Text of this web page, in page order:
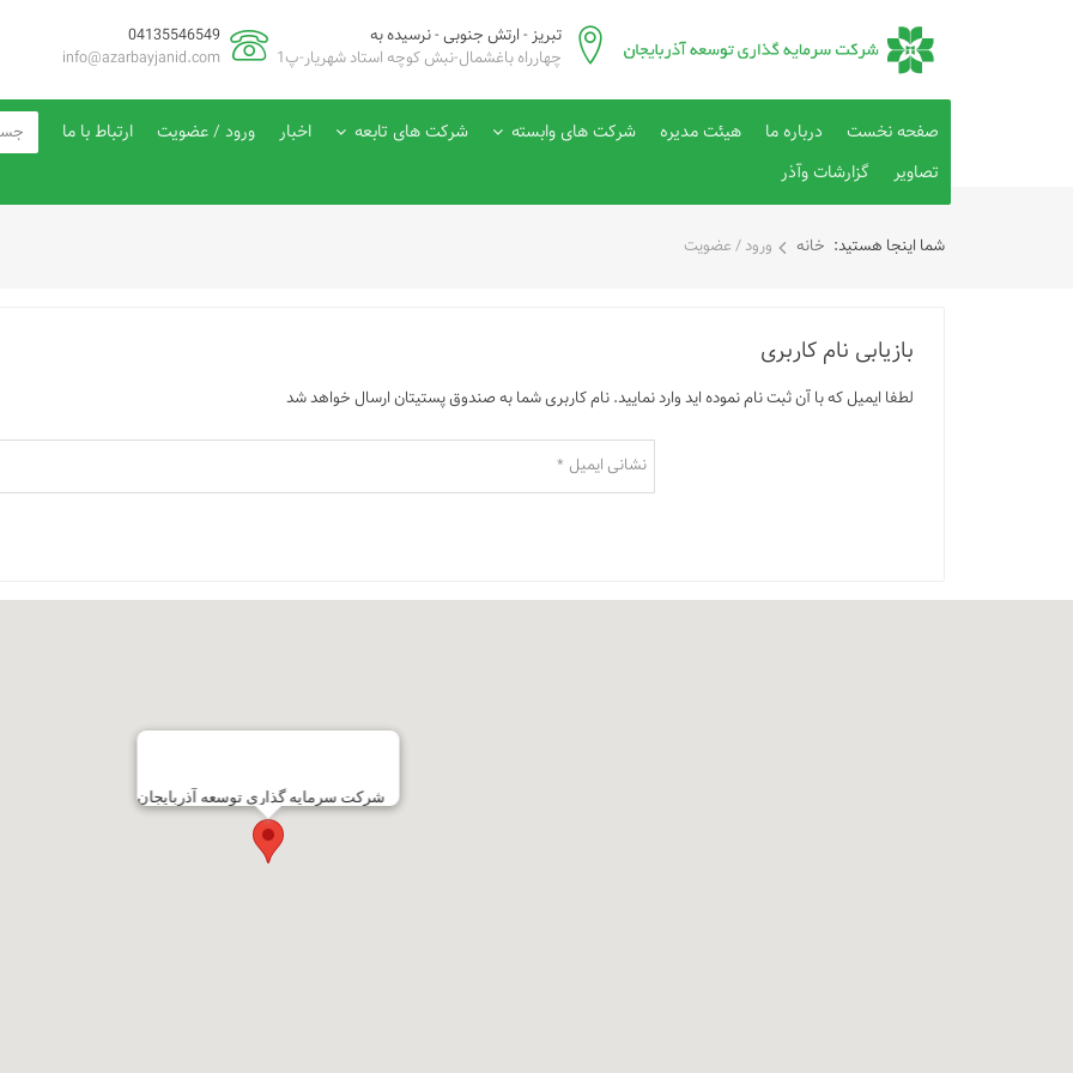
تبریز - ارتش جنوبی - نرسیده به
چهارراه باغشمال-نبش کوچه استاد شهریار-پ1
04135546549
info@azarbayjanid.com
صفحه نخست درباره ما هيئت مديره شرکت های وابسته شرکت های تابعه اخبار ورود / عضویت
ارتباط با ما
تصاویر
گزارشات وآذر
شما اینجا هستید: خانه ورود / عضویت
بازیابی نام کاربری
لطفا ایمیل که با آن ثبت نام نموده اید وارد نمایید. نام کاربری شما به صندوق پستیتان ارسال خواهد شد
نشانی ایمیل *
شرکت سرمایه گذاری توسعه آذربایجان